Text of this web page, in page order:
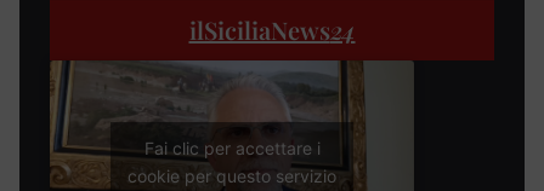
ilSiciliaNews24
Fai clic per accettare i
cookie per questo servizio